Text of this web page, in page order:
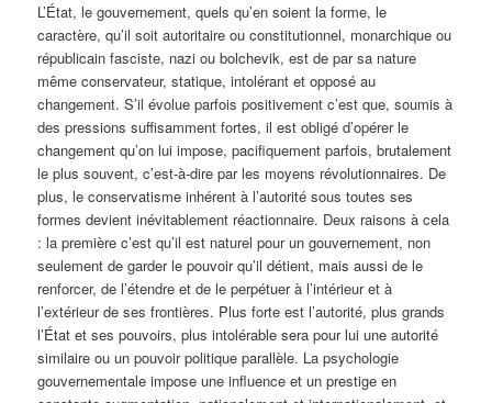
L’État, le gouvernement, quels qu’en soient la forme, le
caractère, qu’il soit autoritaire ou constitutionnel, monarchique ou
républicain fasciste, nazi ou bolchevik, est de par sa nature
même conservateur, statique, intolérant et opposé au
changement. S’il évolue parfois positivement c’est que, soumis à
des pressions suffisamment fortes, il est obligé d’opérer le
changement qu’on lui impose, pacifiquement parfois, brutalement
le plus souvent, c’est-à-dire par les moyens révolutionnaires. De
plus, le conservatisme inhérent à l’autorité sous toutes ses
formes devient inévitablement réactionnaire. Deux raisons à cela
: la première c’est qu’il est naturel pour un gouvernement, non
seulement de garder le pouvoir qu’il détient, mais aussi de le
renforcer, de l’étendre et de le perpétuer à l’intérieur et à
l’extérieur de ses frontières. Plus forte est l’autorité, plus grands
l’État et ses pouvoirs, plus intolérable sera pour lui une autorité
similaire ou un pouvoir politique parallèle. La psychologie
gouvernementale impose une influence et un prestige en